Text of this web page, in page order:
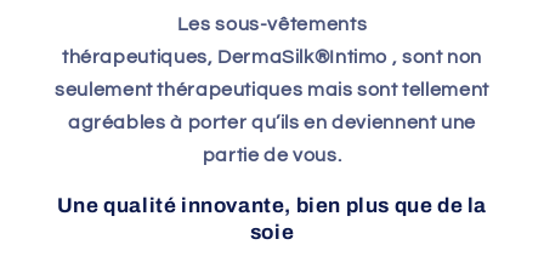
Les sous-vêtements
thérapeutiques, DermaSilk®Intimo , sont non
seulement thérapeutiques mais sont tellement
agréables à porter qu’ils en deviennent une
partie de vous.
Une qualité innovante, bien plus que de la
soie